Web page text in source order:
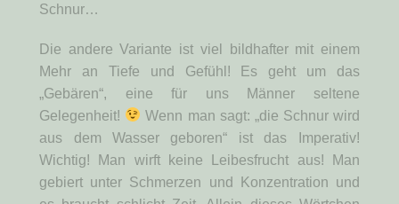
Schnur…
Die andere Variante ist viel bildhafter mit einem
Mehr an Tiefe und Gefühl! Es geht um das
„Gebären“, eine für uns Männer seltene
Gelegenheit!
Wenn man sagt: „die Schnur wird
aus dem Wasser geboren“ ist das Imperativ!
Wichtig! Man wirft keine Leibesfrucht aus! Man
gebiert unter Schmerzen und Konzentration und